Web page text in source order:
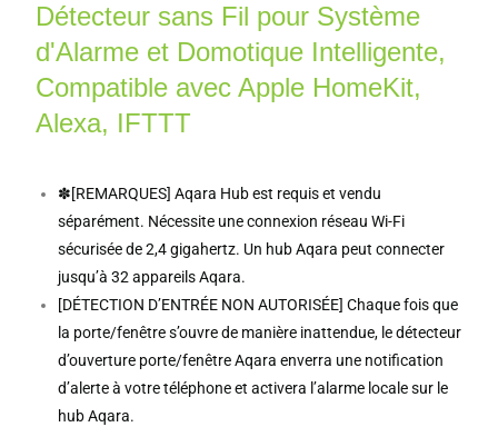
Détecteur sans Fil pour Système
d'Alarme et Domotique Intelligente,
Compatible avec Apple HomeKit,
Alexa, IFTTT
✽[REMARQUES] Aqara Hub est requis et vendu
séparément. Nécessite une connexion réseau Wi-Fi
sécurisée de 2,4 gigahertz. Un hub Aqara peut connecter
jusqu’à 32 appareils Aqara.
[DÉTECTION D’ENTRÉE NON AUTORISÉE] Chaque fois que
la porte/fenêtre s’ouvre de manière inattendue, le détecteur
d’ouverture porte/fenêtre Aqara enverra une notification
d’alerte à votre téléphone et activera l’alarme locale sur le
hub Aqara.